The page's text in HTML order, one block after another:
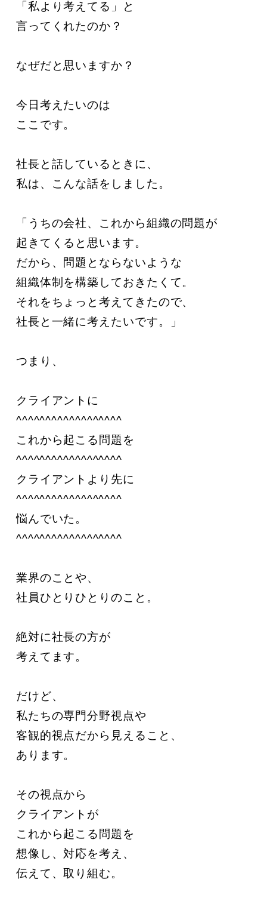
「私より考えてる」と
言ってくれたのか？
なぜだと思いますか？
今日考えたいのは
ここです。
社長と話しているときに、
私は、こんな話をしました。
「うちの会社、これから組織の問題が
起きてくると思います。
だから、問題とならないような
組織体制を構築しておきたくて。
それをちょっと考えてきたので、
社長と一緒に考えたいです。」
つまり、
クライアントに
^^^^^^^^^^^^^^^^^^
これから起こる問題を
^^^^^^^^^^^^^^^^^^
クライアントより先に
^^^^^^^^^^^^^^^^^^
悩んでいた。
^^^^^^^^^^^^^^^^^^
業界のことや、
社員ひとりひとりのこと。
絶対に社長の方が
考えてます。
だけど、
私たちの専門分野視点や
客観的視点だから見えること、
あります。
その視点から
クライアントが
これから起こる問題を
想像し、対応を考え、
伝えて、取り組む。